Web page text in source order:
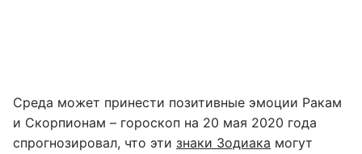
Среда может принести позитивные эмоции Ракам
и Скорпионам – гороскоп на 20 мая 2020 года
спрогнозировал, что эти знаки Зодиака могут